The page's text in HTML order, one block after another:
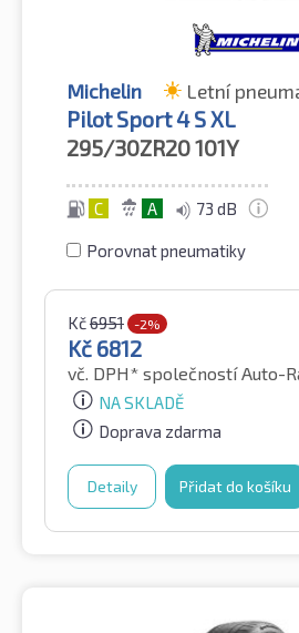
Michelin Letní
Pilot Sport 4 S XL
295/30ZR20101Y
C A 73 dB
Porovnat pneumatiky
Kč6951 -2%
Kč 6812
vč. DPH* společností Auto-
NA SKLADĚ
Doprava zdarma
Detaily Přidat do košíku